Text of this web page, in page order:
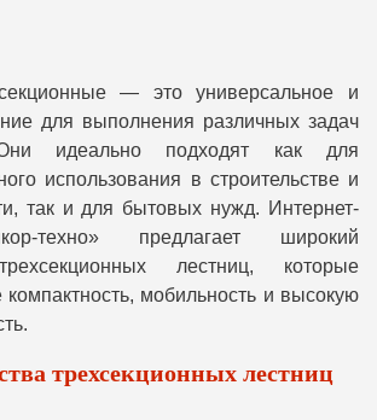
— это универсальное и
для выполнения различных задач
идеально подходят как для
использования в строительстве и
так и для бытовых нужд. Интернет-
техно» предлагает широкий
лестниц, которые
компактность, мобильность и высокую
трехсекционных лестниц